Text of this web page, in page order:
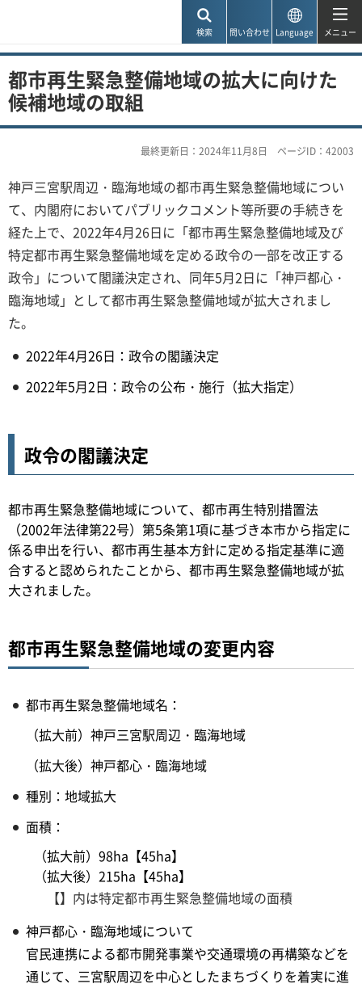
検索 問い合わせ Language メニュー
都市再生緊急整備地域の拡大に向けた
候補地域の取組
最終更新日：2024年11月8日 ページID：42003
神戸三宮駅周辺・臨海地域の都市再生緊急整備地域につい
て、内閣府においてパブリックコメント等所要の手続きを
経た上で、2022年4月26日に「都市再生緊急整備地域及び
特定都市再生緊急整備地域を定める政令の一部を改正する
政令」について閣議決定され、同年5月2日に「神戸都心・
臨海地域」として都市再生緊急整備地域が拡大されまし
た。
2022年4月26日：政令の閣議決定
2022年5月2日：政令の公布・施行（拡大指定）
政令の閣議決定
都市再生緊急整備地域について、都市再生特別措置法
（2002年法律第22号）第5条第1項に基づき本市から指定に
係る申出を行い、都市再生基本方針に定める指定基準に適
合すると認められたことから、都市再生緊急整備地域が拡
大されました。
都市再生緊急整備地域の変更内容
都市再生緊急整備地域名：
（拡大前）神戸三宮駅周辺・臨海地域
（拡大後）神戸都心・臨海地域
種別：地域拡大
面積：
（拡大前）98ha【45ha】
（拡大後）215ha【45ha】
【】内は特定都市再生緊急整備地域の面積
神戸都心・臨海地域について
官民連携による都市開発事業や交通環境の再構築などを
通じて、三宮駅周辺を中心としたまちづくりを着実に進